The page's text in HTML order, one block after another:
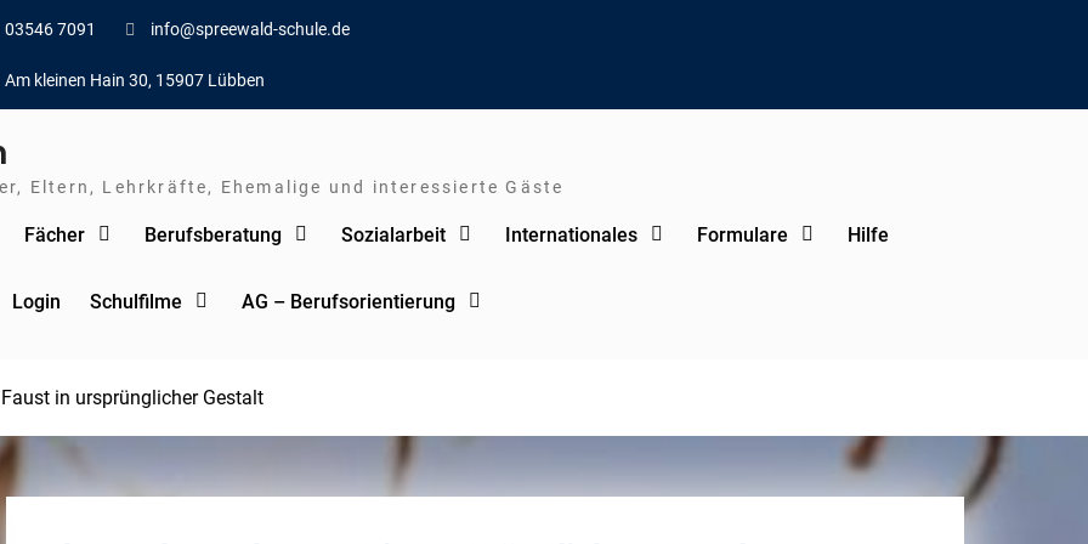
03546 7091 info@spreewald-schule.de
Am kleinen Hain 30, 15907 Lübben
Eltern, Lehrkräfte, Ehemalige und interessierte Gäste
Fächer Berufsberatung Sozialarbeit Internationales Formulare Hilfe
Login Schulfilme AG – Berufsorientierung
in ursprünglicher Gestalt